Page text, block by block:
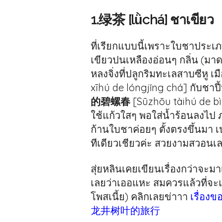
1.绿茶 [lǜchá] ชาเขียว
ที่เรียกแบบนี้เพราะใบชาประ
เขียวปนเหลืองอ่อนๆ กลิ่น (ม
หลงจิ่งที่ปลูกริมทะเลสาบซีหู เ
xīhú de lóngjǐng chá] กับชา
的碧螺春[Sūzhōu tàihú de
ใช้แก้วใสๆ พอใส่น้ำร้อนลงไป
ก้านใบชาค่อยๆ ตั้งตรงขึ้นมา
ทีเดียวเชียวค่ะ สวยงามสวอน
สุ่ยหลินเคยเขียนเรื่องกว่าจะ
เลยว่าเออแหะ สมควรแล้วที่จ
โพสเนี้ย) คลิกเลยข่าาา เรื่องข
龙井树叶的旅行